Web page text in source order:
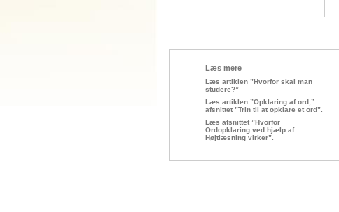
Læs mere
Læs artiklen ”Hvorfor skal man
studere?”
Læs artiklen ”Opklaring af ord,”
afsnittet ”Trin til at opklare et ord”.
Læs afsnittet ”Hvorfor
Ordopklaring ved hjælp af
Højtlæsning virker”.